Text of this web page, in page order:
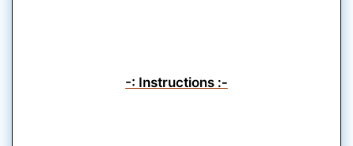
-: Instructions :-